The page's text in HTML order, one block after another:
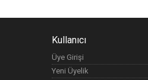
Kullanıcı
Üye Girişi
Yeni Üyelik